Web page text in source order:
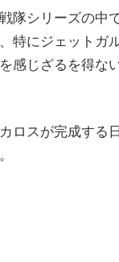
隊シリーズの中
特にジェットガ
感じざるを得な
ロスが完成する